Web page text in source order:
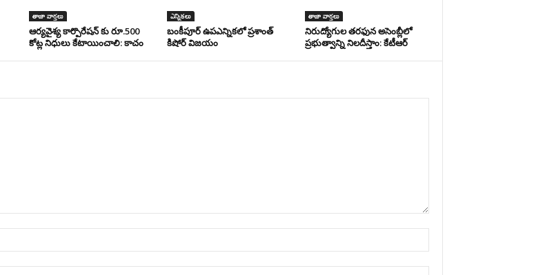
తాజా వార్తలు
ఆర్యవైశ్య కార్పొరేషన్ కు రూ.500
కోట్ల నిధులు కేటాయించాలి: కాచం
ఎన్నికలు
బంకీపూర్ ఉపఎన్నికలో ప్రశాంత్
కిషోర్ విజయం
తాజా వార్తలు
నిరుద్యోగుల తరఫున అసెంబ్లీలో
ప్రభుత్వాన్ని నిలదీస్తాం: కేటీఆర్